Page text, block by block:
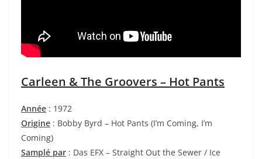
Carleen & The Groovers – Hot Pants
Année : 1972
Origine : Bobby Byrd – Hot Pants (I’m Coming, I’m
Coming)
Samplé par : Das EFX – Straight Out the Sewer / Ice